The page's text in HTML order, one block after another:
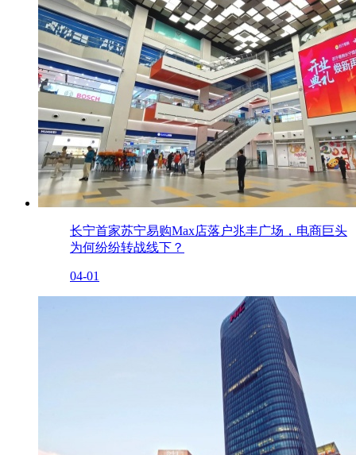
长宁首家苏宁易购Max店落户兆丰广场，电商巨头
为何纷纷转战线下？
04-01